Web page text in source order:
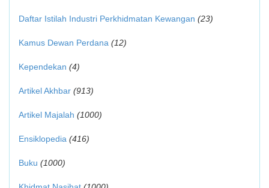
Daftar Istilah Industri Perkhidmatan Kewangan (23)
Kamus Dewan Perdana (12)
Kependekan (4)
Artikel Akhbar (913)
Artikel Majalah (1000)
Ensiklopedia (416)
Buku (1000)